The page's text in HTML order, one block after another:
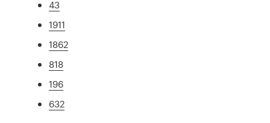
43
1911
1862
818
196
632